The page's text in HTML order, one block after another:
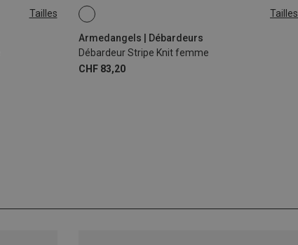
Tailles Tailles
Armedangels | Débardeurs
Débardeur Stripe Knit femme
CHF 83,20
XS